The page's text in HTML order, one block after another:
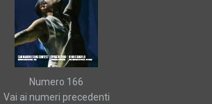
Numero 166
Vai ai numeri precedenti